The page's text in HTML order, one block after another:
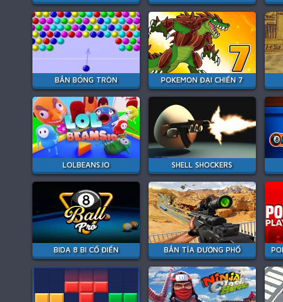
BẮN BÓNG TRÒN POKEMON ĐẠI CHIẾN 7
LOLBEANS.IO SHELL SHOCKERS
BIDA 8 BI CỔ ĐIỂN BẮN TỈA ĐƯỜNG PHỐ